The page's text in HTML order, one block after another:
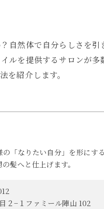
自然体で自分らしさを
ルを提供するサロンが
を紹介します。
「なりたい自分」を形にす
髪へと仕上げます。
２−１ファミール陣山 102